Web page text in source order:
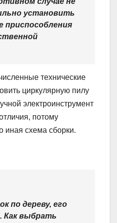
установить
приспособления
технические
циркулярную пилу
электроинструмент
потому
иная схема сборки.
по дереву, его
Как выбрать